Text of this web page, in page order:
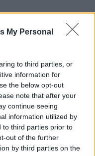
My Personal
to third parties, or
information for
the below opt-out
note that after your
continue seeing
information utilized by
to third parties prior to
out of the further
by third parties on the